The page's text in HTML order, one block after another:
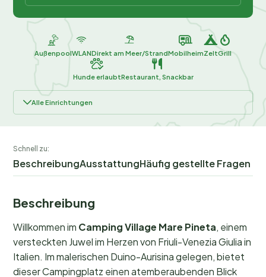
AußenpoolWLANDirekt am Meer/StrandMobilheimZeltGrill
Hunde erlaubtRestaurant, Snackbar
Alle Einrichtungen
Schnell zu:
BeschreibungAusstattungHäufig gestellte Fragen
Beschreibung
Willkommen im Camping Village Mare Pineta, einem
versteckten Juwel im Herzen von Friuli-Venezia Giulia in
Italien. Im malerischen Duino-Aurisina gelegen, bietet
dieser Campingplatz einen atemberaubenden Blick